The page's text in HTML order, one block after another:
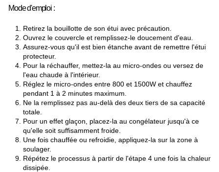
Mode d'emploi :
Retirez la bouillotte de son étui avec précaution.
Ouvrez le couvercle et remplissez-le doucement d'eau.
Assurez-vous qu'il est bien étanche avant de remettre l'étui
protecteur.
Pour la réchauffer, mettez-la au micro-ondes ou versez de
l'eau chaude à l'intérieur.
Réglez le micro-ondes entre 800 et 1500W et chauffez
pendant 1 à 2 minutes maximum.
Ne la remplissez pas au-delà des deux tiers de sa capacité
totale.
Pour un effet glaçon, placez-la au congélateur jusqu'à ce
qu'elle soit suffisamment froide.
Une fois chauffée ou refroidie, appliquez-la sur la zone à
soulager.
Répétez le processus à partir de l'étape 4 une fois la chaleur
dissipée.